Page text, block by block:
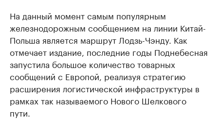
На данный момент самым популярным
железнодорожным сообщением на линии Китай-
Польша является маршрут Лодзь-Чэнду. Как
отмечает издание, последние годы Поднебесная
запустила большое количество товарных
сообщений с Европой, реализуя стратегию
расширения логистической инфраструктуры в
рамках так называемого Нового Шелкового
пути.